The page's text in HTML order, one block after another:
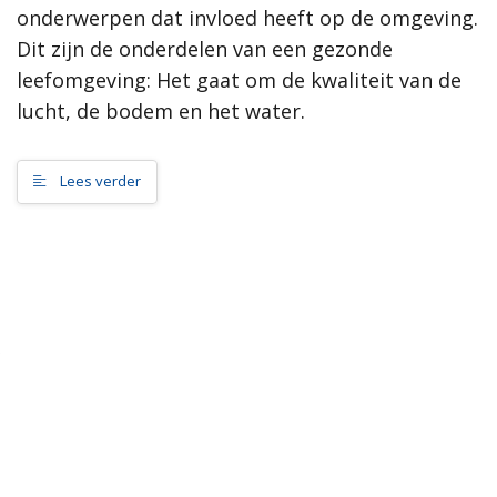
samenleving, dan werkt de gemeente Scherpenzeel graag mee
aan jouw initiatief!”
Meer informatie
Proces MeetUps
Relatie met andere omgevingsvisies
onderwerpen dat invloed heeft op de omgeving.
Dit zijn de onderdelen van een gezonde
leefomgeving: Het gaat om de kwaliteit van de
lucht, de bodem en het water.
Lees verder